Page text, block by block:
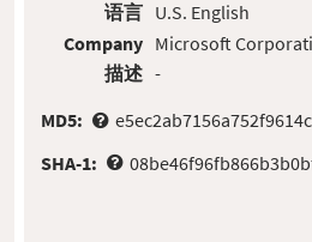
语言
Company
描述
U.S. English
Microsoft
-
MD5:
SHA-1: